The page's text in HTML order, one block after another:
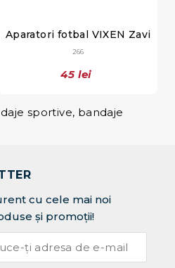
Aparatori fotbal VIXEN Zavi
266
45 lei
sportive, bandaje
cu cele mai noi
și promoții!